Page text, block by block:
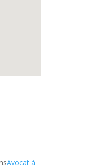
Avocat à